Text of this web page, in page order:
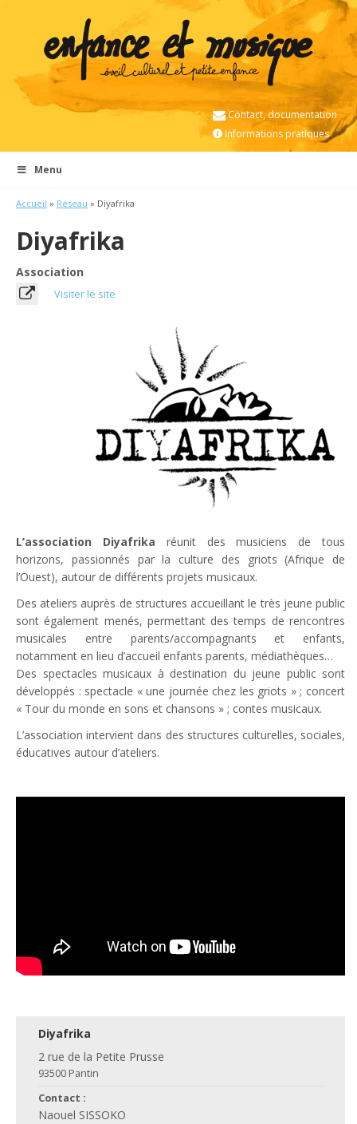
Contact, documentation
Informations pratiques
Menu
Accueil » Réseau » Diyafrika
Diyafrika
Association
Visiter le site
L’association Diyafrika réunit des musiciens de tous
horizons, passionnés par la culture des griots (Afrique de
l’Ouest), autour de différents projets musicaux.
Des ateliers auprès de structures accueillant le très jeune public
sont également menés, permettant des temps de rencontres
musicales entre parents/accompagnants et enfants,
notamment en lieu d’accueil enfants parents, médiathèques…
Des spectacles musicaux à destination du jeune public sont
développés : spectacle « une journée chez les griots » ; concert
« Tour du monde en sons et chansons » ; contes musicaux.
L’association intervient dans des structures culturelles, sociales,
éducatives autour d’ateliers.
Diyafrika
2 rue de la Petite Prusse
93500 Pantin
Contact :
Naouel SISSOKO